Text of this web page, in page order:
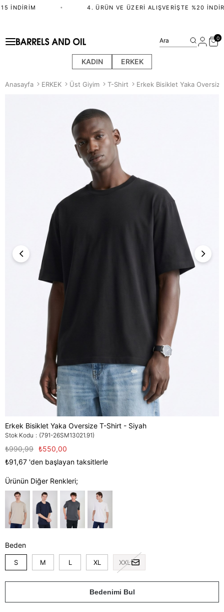
İNDIRIM 4. ÜRÜN VE ÜZERI ALIŞVERIŞTE %20
KADIN ERKEK
Ara 0
Anasayfa ERKEK Üst Giyim T-Shirt Erkek Bisiklet Yaka
Erkek Bisiklet Yaka Oversize T-Shirt - Siyah
Stok Kodu (791-26SM13021.91)
₺990,99 ₺550,00
₺91,67 'den başlayan taksitlerle
Ürünün Diğer Renkleri;
Beden
S M L XL XXL
Bedenimi Bul